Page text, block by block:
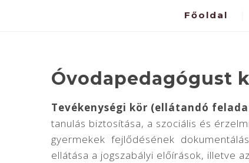
Főoldal
Óvodapedagógust
Tevékenységi kör (ellátandó
tanulás biztosítása, a szociális és
gyermekek fejlődésének
ellátása a jogszabályi előírások, illetve